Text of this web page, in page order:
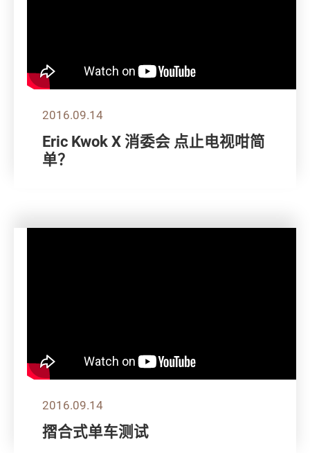
2016.09.14
Eric Kwok X 消委会 点止电视咁简
单？
2016.09.14
摺合式单车测试